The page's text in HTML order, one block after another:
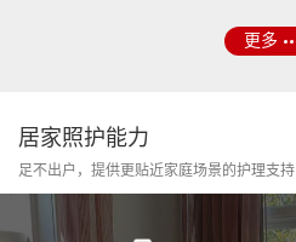
更多
居家照护能力
足不出户，提供更贴近家庭场景的护理支持